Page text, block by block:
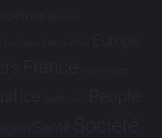
Brève
Dialogues France-Brésil Europe
France Hommage
Partenariat People
Santé Société